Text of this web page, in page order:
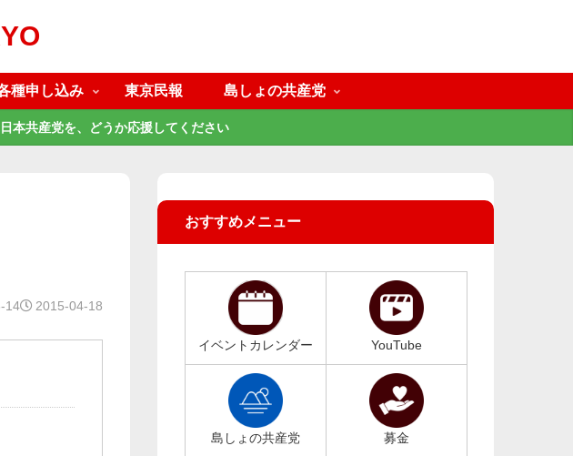
種申し込み 東京民報 島しょの共産党
本共産党を、どうか応援してください
2015-04-18
14
おすすめメニュー
イベントカレンダー YouTube
島しょの共産党 募金